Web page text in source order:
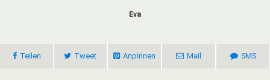
Eva
Teilen Tweet Anpinnen Mail SMS